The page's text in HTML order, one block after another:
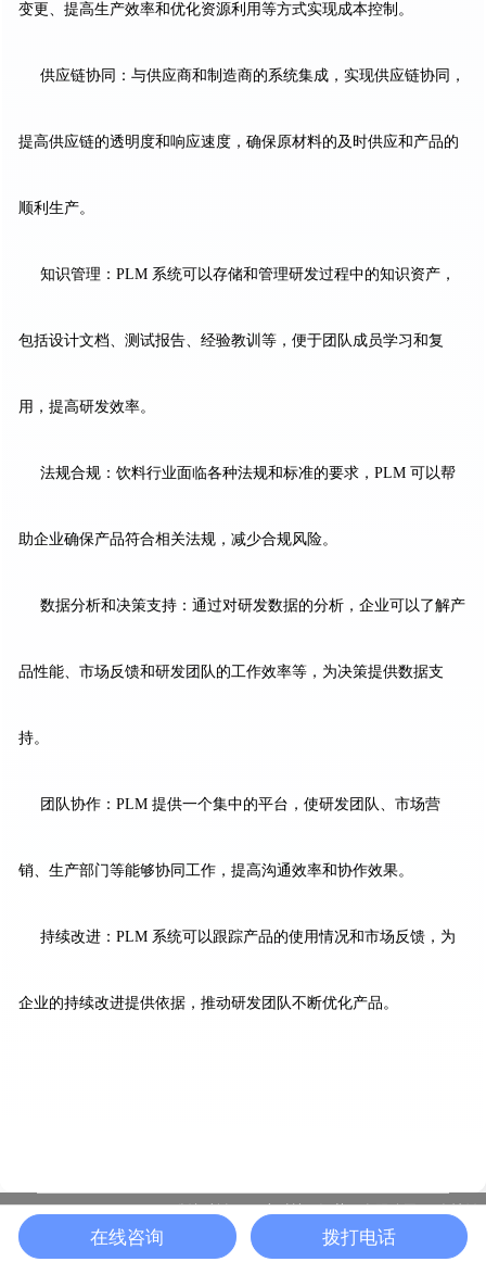
变更、提高生产效率和优化资源利用等方式实现成本控制。
供应链协同：与供应商和制造商的系统集成，实现供应链协同，
提高供应链的透明度和响应速度，确保原材料的及时供应和产品的
顺利生产。
知识管理：PLM 系统可以存储和管理研发过程中的知识资产，
包括设计文档、测试报告、经验教训等，便于团队成员学习和复
用，提高研发效率。
法规合规：饮料行业面临各种法规和标准的要求，PLM 可以帮
助企业确保产品符合相关法规，减少合规风险。
数据分析和决策支持：通过对研发数据的分析，企业可以了解产
品性能、市场反馈和研发团队的工作效率等，为决策提供数据支
持。
团队协作：PLM 提供一个集中的平台，使研发团队、市场营
销、生产部门等能够协同工作，提高沟通效率和协作效果。
持续改进：PLM 系统可以跟踪产品的使用情况和市场反馈，为
企业的持续改进提供依据，推动研发团队不断优化产品。
苏ICP备19037339号-10 | 版权所有：一半科技（江苏）有限公司 友情链
接： 化工PLM丨 黑湖科技
在线咨询 拨打电话